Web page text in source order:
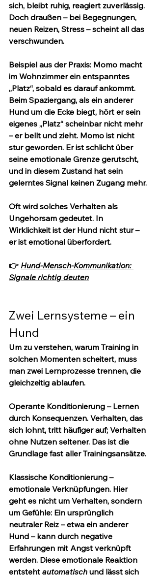
sich, bleibt ruhig, reagiert zuverlässig.
Doch draußen – bei Begegnungen,
neuen Reizen, Stress – scheint all das
verschwunden.
Beispiel aus der Praxis: Momo macht
im Wohnzimmer ein entspanntes
„Platz“, sobald es darauf ankommt.
Beim Spaziergang, als ein anderer
Hund um die Ecke biegt, hört er sein
eigenes „Platz“ scheinbar nicht mehr
– er bellt und zieht. Momo ist nicht
stur geworden. Er ist schlicht über
seine emotionale Grenze gerutscht,
und in diesem Zustand hat sein
gelerntes Signal keinen Zugang mehr.
Oft wird solches Verhalten als
Ungehorsam gedeutet. In
Wirklichkeit ist der Hund nicht stur –
er ist emotional überfordert.
👉 Hund-Mensch-Kommunikation:
Signale richtig deuten
Zwei Lernsysteme – ein
Hund
Um zu verstehen, warum Training in
solchen Momenten scheitert, muss
man zwei Lernprozesse trennen, die
gleichzeitig ablaufen.
Operante Konditionierung – Lernen
durch Konsequenzen. Verhalten, das
sich lohnt, tritt häufiger auf; Verhalten
ohne Nutzen seltener. Das ist die
Grundlage fast aller Trainingsansätze.
Klassische Konditionierung –
emotionale Verknüpfungen. Hier
geht es nicht um Verhalten, sondern
um Gefühle: Ein ursprünglich
neutraler Reiz – etwa ein anderer
Hund – kann durch negative
Erfahrungen mit Angst verknüpft
werden. Diese emotionale Reaktion
entsteht automatisch und lässt sich